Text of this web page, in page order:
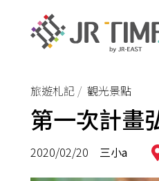
旅遊札記 觀光景點
第一次計畫
2020/02/20 三小a